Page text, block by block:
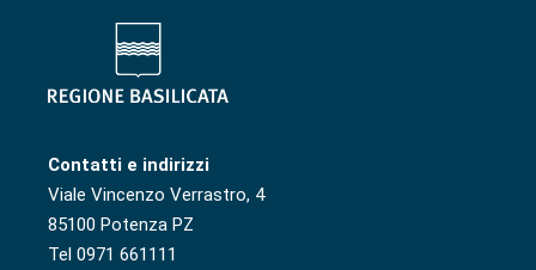
Contatti e indirizzi
Viale Vincenzo Verrastro, 4
85100 Potenza PZ
Tel 0971 661111